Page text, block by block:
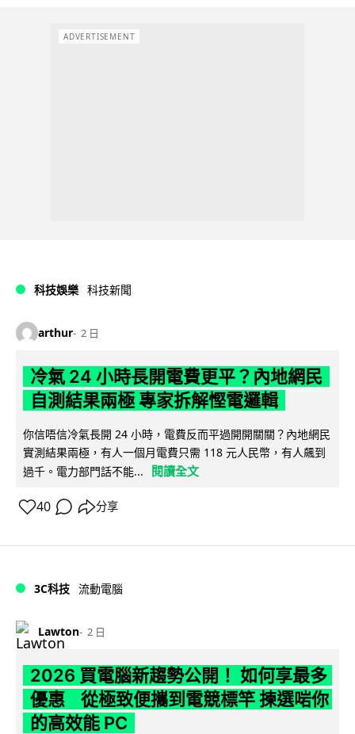
ADVERTISEMENT
科技娛樂 科技新聞
arthur 2 日
冷氣 24 小時長開電費更平？內地網民
自測結果兩極 專家拆解慳電邏輯
你信唔信冷氣長開 24 小時，電費反而平過開開關關？內地網民
實測結果兩極，有人一個月電費只需 118 元人民幣，有人飆到
過千。電力部門話不能...
閱讀全文
40 分享
3C科技 流動電腦
Lawton 2 日
2026 買電腦新趨勢公開！ 如何享最多
優惠 從極致便攜到電競標竿 揀選啱你
的高效能 PC